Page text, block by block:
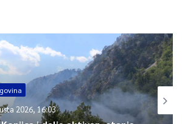
na koji je Dženan Memić sin Muriza,
teške tjelesne ozljede opasne po
godine u Velikoj Aleji, općina Ilidža usljed
godine preminuo u Kliničkom centru
2026, 16:03